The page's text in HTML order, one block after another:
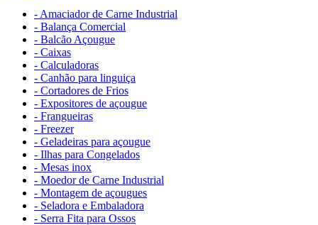
- Amaciador de Carne Industrial
- Balança Comercial
- Balcão Açougue
- Caixas
- Calculadoras
- Canhão para linguiça
- Cortadores de Frios
- Expositores de açougue
- Frangueiras
- Freezer
- Geladeiras para açougue
- Ilhas para Congelados
- Mesas inox
- Moedor de Carne Industrial
- Montagem de açougues
- Seladora e Embaladora
- Serra Fita para Ossos